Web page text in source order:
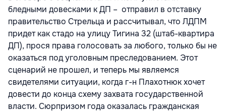
бледными довесками к ДП – отправил в отставку
правительство Стрельца и рассчитывал, что ЛДПМ
придет как стадо на улицу Тигина 32 (штаб-квартира
ДП), прося права голосовать за любого, только бы не
оказаться под уголовным преследованием. Этот
сценарий не прошел, и теперь мы являемся
свидетелями ситуации, когда г-н Плахотнюк хочет
довести до конца схему захвата государственной
власти. Сюрпризом года оказалась гражданская